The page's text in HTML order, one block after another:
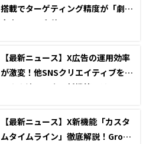
搭載でターゲティング精度が「劇的
向上」その全貌
【最新ニュース】X広告の運用効率
が激変！他SNSクリエイティブをそ
のまま流用できる新機能とは？
【最新ニュース】X新機能「カスタ
ムタイムライン」徹底解説！Grok A